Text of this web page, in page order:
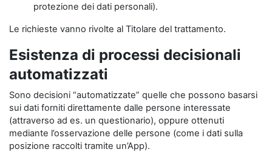
protezione dei dati personali).
Le richieste vanno rivolte al Titolare del trattamento.
Esistenza di processi decisionali
automatizzati
Sono decisioni “automatizzate” quelle che possono basarsi
sui dati forniti direttamente dalle persone interessate
(attraverso ad es. un questionario), oppure ottenuti
mediante l’osservazione delle persone (come i dati sulla
posizione raccolti tramite un’App).